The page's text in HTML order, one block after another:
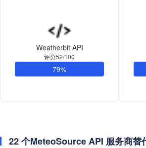
Weatherbit API
评分52/100
79%
22 个MeteoSource API 服务商替